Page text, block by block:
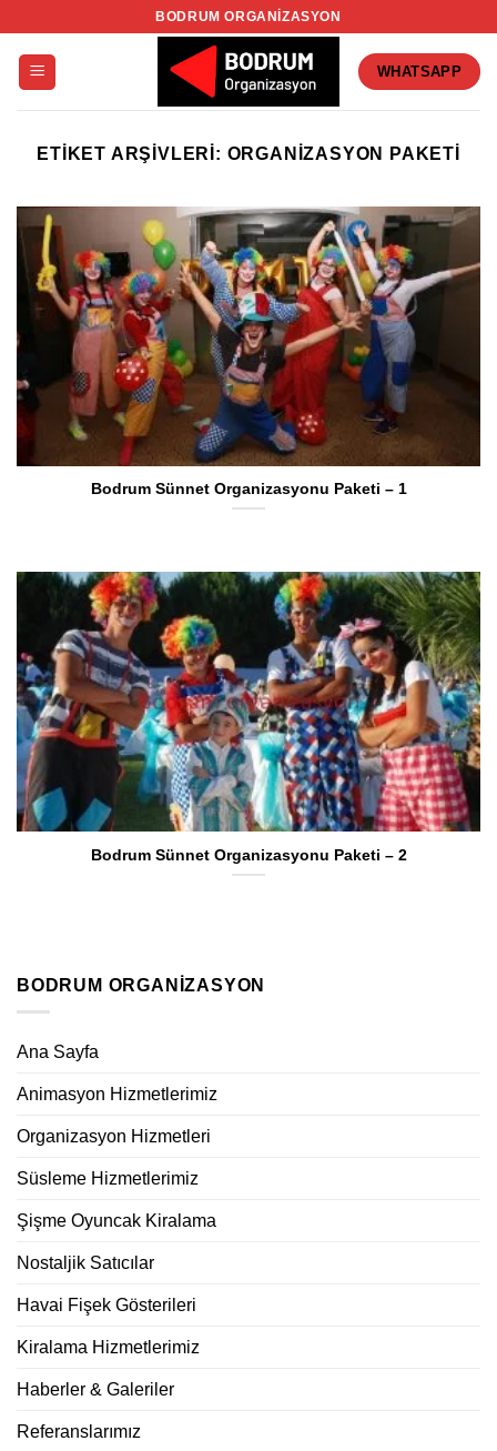
BODRUM ORGANIZASYON
WHATSAPP
ETIKET ARŞIVLERI: ORGANIZASYON PAKETI
Bodrum Sünnet Organizasyonu Paketi – 1
Bodrum Sünnet Organizasyonu Paketi – 2
BODRUM ORGANIZASYON
Ana Sayfa
Animasyon Hizmetlerimiz
Organizasyon Hizmetleri
Süsleme Hizmetlerimiz
Şişme Oyuncak Kiralama
Nostaljik Satıcılar
Havai Fişek Gösterileri
Kiralama Hizmetlerimiz
Haberler & Galeriler
Referanslarımız